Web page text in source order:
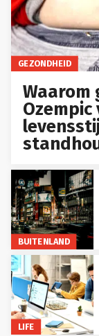
GEZONDHEID
Waarom
BUITENLAND
LIFE